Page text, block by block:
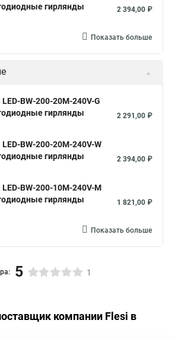
гирлянды
2 394,00 ₽
Показать больше
BW-200-20M-240V-G
гирлянды
2 291,00 ₽
LED-BW-200-20M-240V-W
гирлянды
2 394,00 ₽
LED-BW-200-10M-240V-M
гирлянды
1 821,00 ₽
Показать больше
5 1
компании Flesi в